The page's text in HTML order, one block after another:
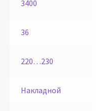
3400
36
220…230
Накладной